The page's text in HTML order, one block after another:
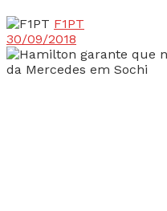
F1PT
30/09/2018